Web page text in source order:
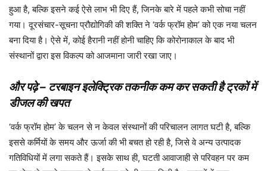
हुआ है, बल्कि इसने कई ऐसे लाभ भी दिए हैं, जिनके बारे में पहले कभी सोचा नहीं
गया। दूरसंचार-सूचना प्रौद्योगिकी की शक्ति ने ‘वर्क फ्रॉम होम’ को एक नया चलन
बना दिया है। ऐसे में, कोई हैरानी नहीं होनी चाहिए कि कोरोनाकाल के बाद भी
संस्थानों द्वारा इस विकल्प को आजमाना जारी रखा जाए।
और पढ़े – टरबाइन इलेक्ट्रिक तकनीक कम कर सकती है ट्रकों में
डीजल की खपत
‘वर्क फ्रॉम होम’ के चलन से न केवल संस्थानों की परिचालन लागत घटी है, बल्कि
इससे कर्मियों के समय और ऊर्जा की भी बचत हो रही है, जिसे वे अन्य उत्पादक
गतिविधियों में लगा सकते हैं। इसके साथ ही, घटती आवाजाही से परिवहन पर कम